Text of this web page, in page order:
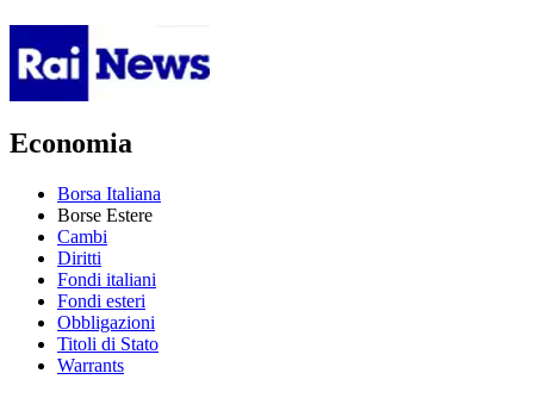
Economia
Borsa Italiana
Borse Estere
Cambi
Diritti
Fondi italiani
Fondi esteri
Obbligazioni
Titoli di Stato
Warrants